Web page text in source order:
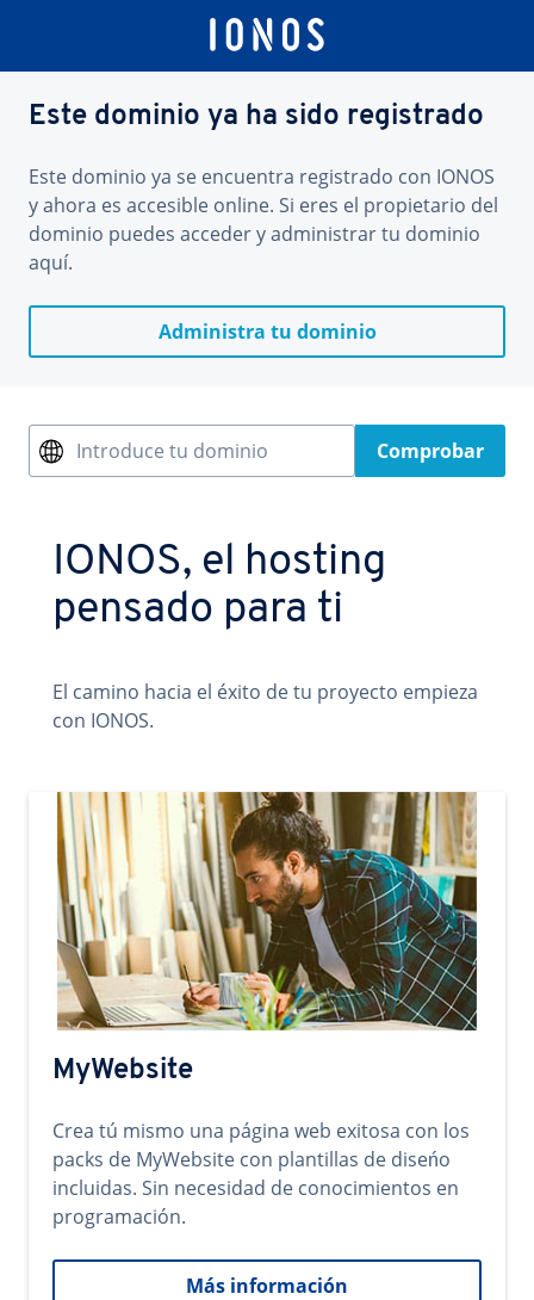
Este dominio ya ha sido registrado
Este dominio ya se encuentra registrado con IONOS
y ahora es accesible online. Si eres el propietario del
dominio puedes acceder y administrar tu dominio
aquí.
Administra tu dominio
Introduce tu dominio Comprobar
IONOS, el hosting
pensado para ti
El camino hacia el éxito de tu proyecto empieza
con IONOS.
MyWebsite
Crea tú mismo una página web exitosa con los
packs de MyWebsite con plantillas de diseńo
incluidas. Sin necesidad de conocimientos en
programación.
Más información